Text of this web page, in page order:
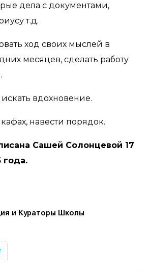
дела с документами,
т.д.
ход своих мыслей в
месяцев, сделать работу
искать вдохновение.
навести порядок.
Сашей Солонцевой 17
года.
и Кураторы Школы